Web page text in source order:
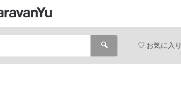
🔍 お気に入り